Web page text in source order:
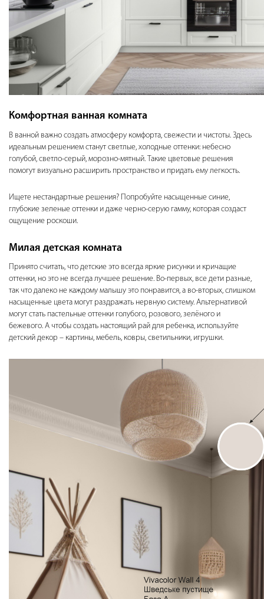
Комфортная ванная комната
В ванной важно создать атмосферу комфорта, свежести и чистоты. Здесь
идеальным решением станут светлые, холодные оттенки: небесно
голубой, светло-серый, морозно-мятный. Такие цветовые решения
помогут визуально расширить пространство и придать ему легкость.
Ищете нестандартные решения? Попробуйте насыщенные синие,
глубокие зеленые оттенки и даже черно-серую гамму, которая создаст
ощущение роскоши.
Милая детская комната
Принято считать, что детские это всегда яркие рисунки и кричащие
оттенки, но это не всегда лучшее решение. Во-первых, все дети разные,
так что далеко не каждому малышу это понравится, а во-вторых, слишком
насыщенные цвета могут раздражать нервную систему. Альтернативой
могут стать пастельные оттенки голубого, розового, зелёного и
бежевого. А чтобы создать настоящий рай для ребенка, используйте
детский декор – картины, мебель, ковры, светильники, игрушки.